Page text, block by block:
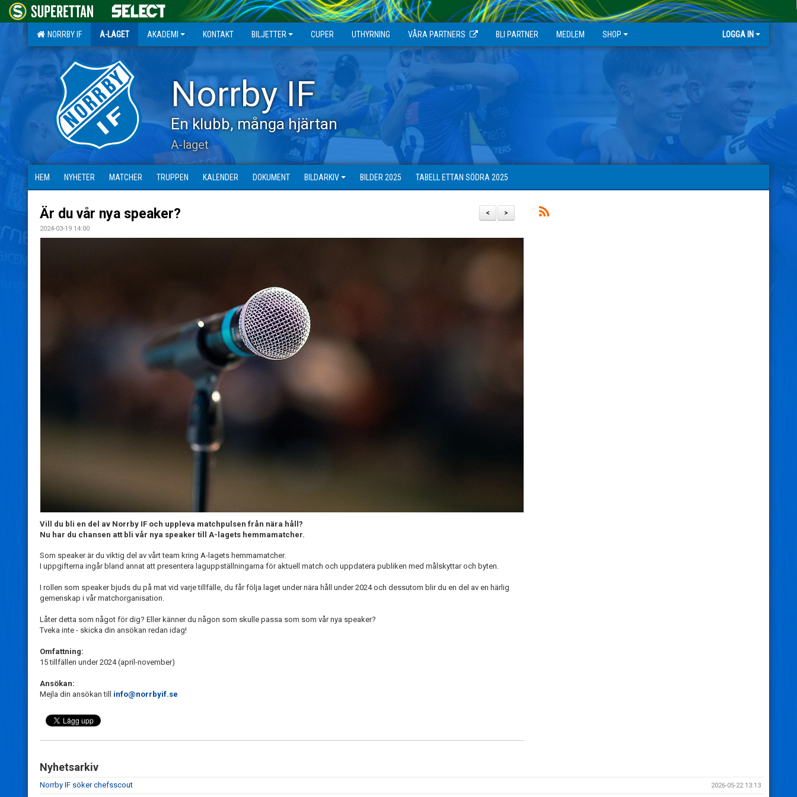
NORRBY IF A-LAGET AKADEMI KONTAKT BILJETTER CUPER UTHYRNING VÅRA PARTNERS BLI PARTNER MEDLEM SHOP LOGGA IN
Norrby IF
En klubb, många hjärtan
A-laget
HEM NYHETER MATCHER TRUPPEN KALENDER DOKUMENT BILDARKIV BILDER 2025 TABELL ETTAN SÖDRA 2025
>
<
Är du vår nya speaker?
2024-03-19 14:00
Vill du bli en del av Norrby IF och uppleva matchpulsen från nära håll?
Nu har du chansen att bli vår nya speaker till A-lagets hemmamatcher.
Som speaker är du viktig del av vårt team kring A-lagets hemmamatcher.
I uppgifterna ingår bland annat att presentera laguppställningarna för aktuell match och uppdatera publiken med målskyttar och byten.
I rollen som speaker bjuds du på mat vid varje tillfälle, du får följa laget under nära håll under 2024 och dessutom blir du en del av en härlig
gemenskap i vår matchorganisation.
Låter detta som något för dig? Eller känner du någon som skulle passa som som vår nya speaker?
Tveka inte - skicka din ansökan redan idag!
Omfattning:
15 tillfällen under 2024 (april-november)
Ansökan:
Mejla din ansökan till info@norrbyif.se
Nyhetsarkiv
Norrby IF söker chefsscout 2026-05-22 13:13